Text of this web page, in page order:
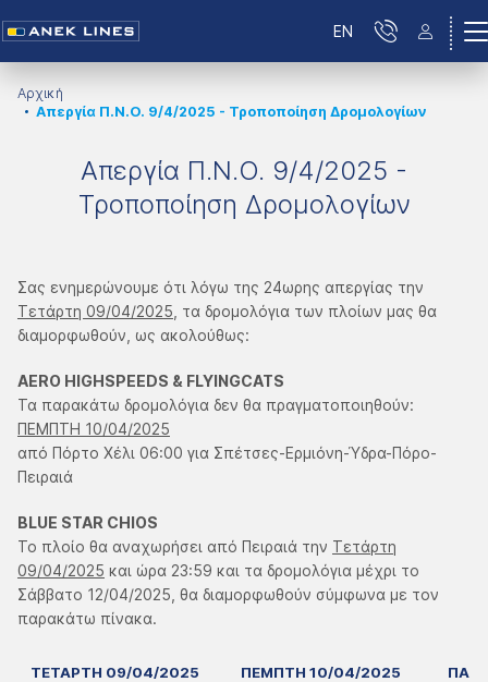
EN
Αρχική
Απεργία Π.Ν.Ο. 9/4/2025 - Τροποποίηση Δρομολογίων
Απεργία Π.Ν.Ο. 9/4/2025 -
Τροποποίηση Δρομολογίων
Σας ενημερώνουμε ότι λόγω της 24ωρης απεργίας την
Τετάρτη 09/04/2025 , τα δρομολόγια των πλοίων μας θα
διαμορφωθούν, ως ακολούθως:
AERO HIGHSPEEDS & FLYINGCATS
Τα παρακάτω δρομολόγια δεν θα πραγματοποιηθούν:
ΠΕΜΠΤΗ 10/04/2025
από Πόρτο Χέλι 06:00 για Σπέτσες-Ερμιόνη-Ύδρα-Πόρο-
Πειραιά
BLUE STAR CHIOS
Το πλοίο θα αναχωρήσει από Πειραιά την Τετάρτη
09/04/2025 και ώρα 23:59 και τα δρομολόγια μέχρι το
Σάββατο 12/04/2025, θα διαμορφωθούν σύμφωνα με τον
παρακάτω πίνακα.
ΤΕΤΑΡΤΗ 09/04/2025 ΠΕΜΠΤΗ 10/04/2025